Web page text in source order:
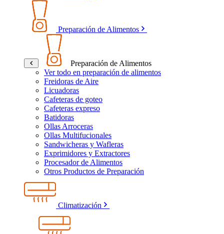
Preparación de Alimentos
Preparación de Alimentos
Ver todo en preparación de alimentos
Freidoras de Aire
Licuadoras
Cafeteras de goteo
Cafeteras expreso
Batidoras
Ollas Arroceras
Ollas Multifucionales
Sandwicheras y Wafleras
Exprimidores y Extractores
Procesador de Alimentos
Otros Productos de Preparación
Climatización